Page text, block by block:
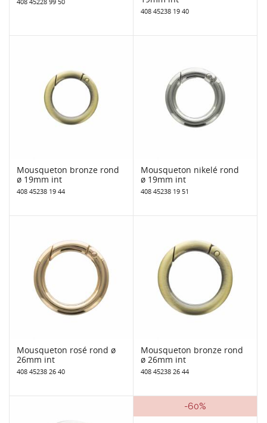
408 45238 19 40
Mousqueton bronze rond
ø 19mm int
408 45238 19 44
Mousqueton nikelé rond
ø 19mm int
408 45238 19 51
Mousqueton rosé rond ø
26mm int
408 45238 26 40
Mousqueton bronze rond
ø 26mm int
408 45238 26 44
-60%